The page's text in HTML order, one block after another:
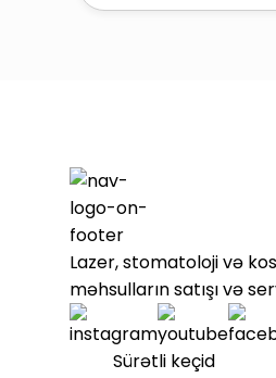
Lazer, stomatoloji və
məhsulların satışı və
Sürətli keçid